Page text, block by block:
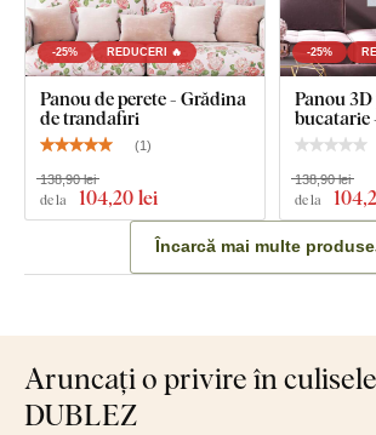
-25% REDUCERI 🔥
Panou de perete - Grădina
de trandafiri
(1)
de la 104,20 lei
138,90 lei
-25%
Panou
bucatarie
de la 104
138,90 lei
Încarcă mai multe produse
Aruncați o privire în
DUBLEZ